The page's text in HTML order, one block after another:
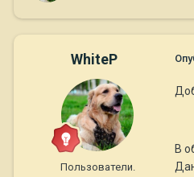
WhiteP
Пользователи.
В